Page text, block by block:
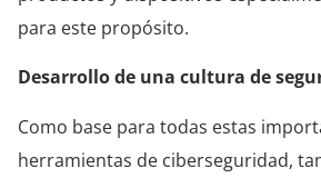
para este propósito.
Desarrollode una cultura de
Como base para todas estas
herramientas de ciberseguridad,